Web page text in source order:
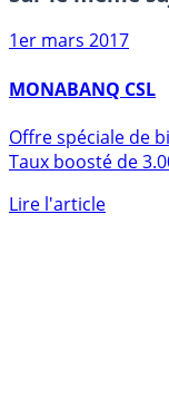
Sur le même
1er mars 2017
MONABANQ CSL
Taux boosté de